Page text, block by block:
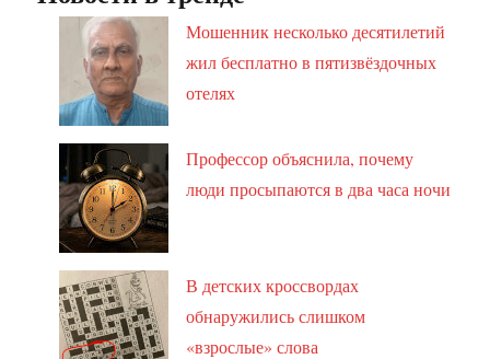
Мошенник несколько десятилетий
жил бесплатно в пятизвёздочных
отелях
Профессор объяснила, почему
люди просыпаются в два часа ночи
В детских кроссвордах
обнаружились слишком
«взрослые» слова